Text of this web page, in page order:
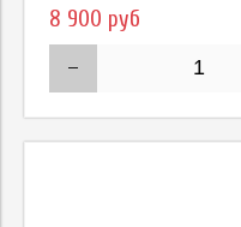
8 900 руб